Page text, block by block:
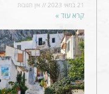
21 במאי 2023 אין תגובות
קרא עוד »